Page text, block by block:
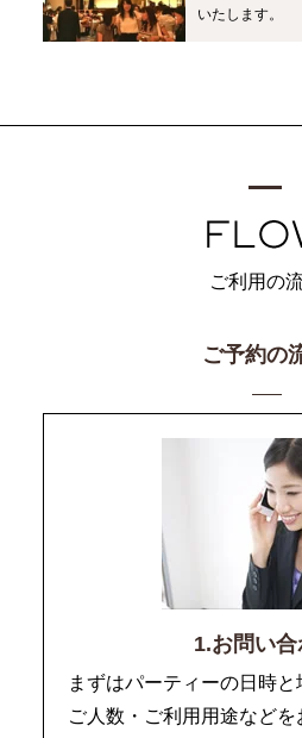
いたします。
ご利用の
ご予約の
1.お問い合
まずはパーティーの日時
ご人数・ご利用用途などを